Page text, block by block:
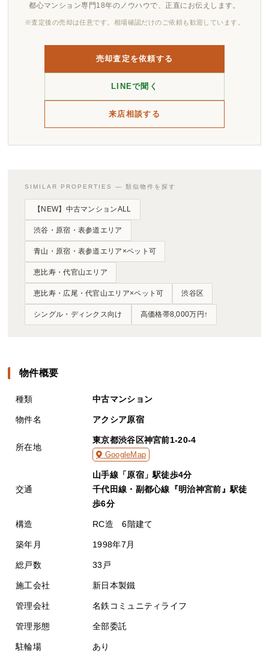
都心マンション専門18年のノウハウで、正直にお伝えします。
※査定後の売却は任意です。相場確認だけのご依頼も歓迎しています。
売却査定を依頼する
LINEで聞く
来店相談する
SIMILAR PROPERTIES — 類似物件を探す
【NEW】中古マンションALL
渋谷・原宿・表参道エリア
青山・原宿・表参道エリア×ペット可
恵比寿・代官山エリア
恵比寿・広尾・代官山エリア×ペット可 渋谷区
シングル・ディンクス向け 高価格帯8,000万円↑
物件概要
種類 中古マンション
物件名 アクシア原宿
所在地
東京都渋谷区神宮前1-20-4
GoogleMap
交通
山手線「原宿」駅徒歩4分
千代田線・副都心線『明治神宮前』駅徒
歩6分
構造 RC造 6階建て
築年月 1998年7月
総戸数 33戸
施工会社 新日本製鐵
管理会社 名鉄コミュニティライフ
管理形態 全部委託
駐輪場 あり